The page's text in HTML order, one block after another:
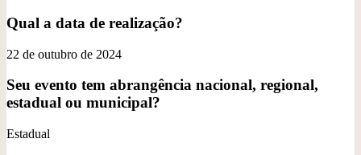
Qual a data de realização?
22 de outubro de 2024
Seu evento tem abrangência nacional, regional,
estadual ou municipal?
Estadual